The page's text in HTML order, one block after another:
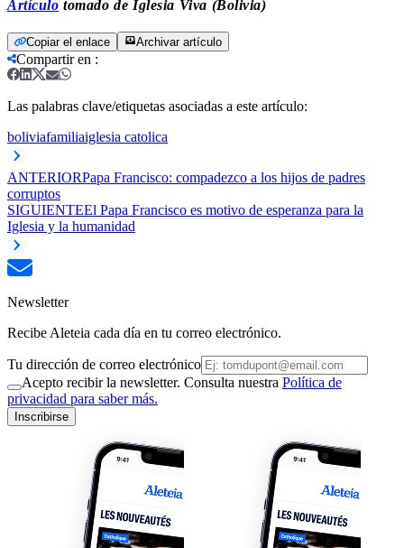
Artículo tomado de Iglesia Viva (Bolivia)
Copiar el enlace Archivar artículo
Compartir en :
Las palabras clave/etiquetas asociadas a este artículo:
boliviafamiliaiglesia catolica
ANTERIORPapa Francisco: compadezco a los hijos de padres
corruptos
SIGUIENTEEl Papa Francisco es motivo de esperanza para la
Iglesia y la humanidad
Newsletter
Recibe Aleteia cada día en tu correo electrónico.
Tu dirección de correo electrónico
Acepto recibir la newsletter. Consulta nuestra Política de
privacidad para saber más.
Inscribirse